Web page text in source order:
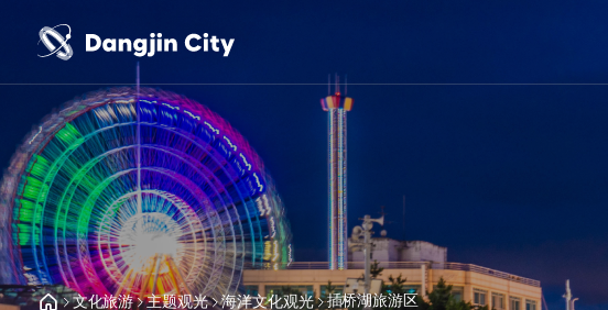
文化旅游 主题观光 海洋文化观光 插桥湖旅游区